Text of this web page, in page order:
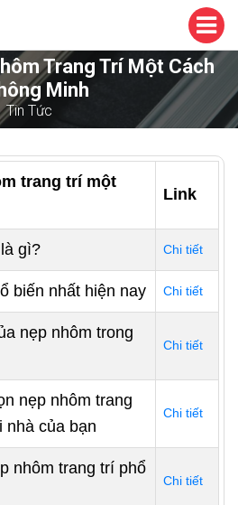
Trang Trí Một Cách
Minh
Tin Tức
trang trí một
Link
gì? Chi tiết
biến nhất hiện nay Chi tiết
nẹp nhôm trong
Chi tiết
nẹp nhôm trang
của bạn
Chi tiết
nhôm trang trí phổ
Chi tiết